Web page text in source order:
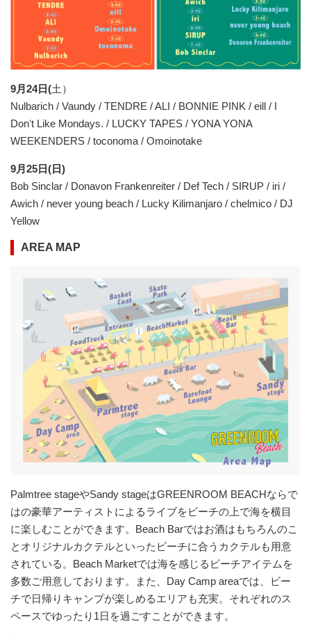
9⽉24⽇(土）
Nulbarich / Vaundy / TENDRE / ALI / BONNIE PINK / eill / I
Donʻt Like Mondays. / LUCKY TAPES / YONA YONA
WEEKENDERS / toconoma / Omoinotake
9⽉25⽇(日)
Bob Sinclar / Donavon Frankenreiter / Def Tech / SIRUP / iri /
Awich / never young beach / Lucky Kilimanjaro / chelmico / DJ
Yellow
AREA MAP
Palmtree stageやSandy stageはGREENROOM BEACHならで
はの豪華アーティストによるライブをビーチの上で海を横目
に楽しむことができます。Beach Barではお酒はもちろんのこ
とオリジナルカクテルといったビーチに合うカクテルも用意
されている。Beach Marketでは海を感じるビーチアイテムを
多数ご用意しております。また、Day Camp areaでは、ビー
チで日帰りキャンプが楽しめるエリアも充実。それぞれのス
ペースでゆったり1日を過ごすことができます。